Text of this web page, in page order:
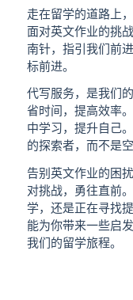
走在留学的道路上
面对英文作业的挑
南针，指引我们前
标前进。
代写服务，是我们
省时间，提高效率
中学习，提升自己
的探索者，而不是
告别英文作业的困
对挑战，勇往直前
学，还是正在寻找
能为你带来一些启
我们的留学旅程。